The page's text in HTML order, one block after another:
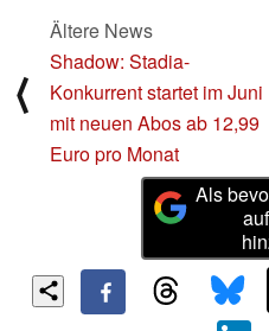
⟨
Ältere News
Shadow: Stadia-
Konkurrent startet im Juni
mit neuen Abos ab 12,99
Euro pro Monat
Als